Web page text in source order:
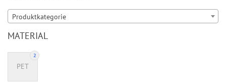
Produktkategorie
MATERIAL
2
PET